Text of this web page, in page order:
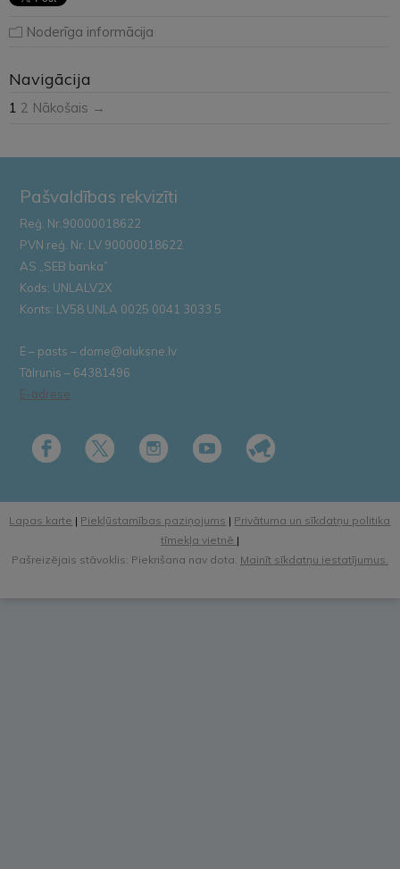
Noderīga informācija
Navigācija
1 2 Nākošais →
Pašvaldības rekvizīti
Reģ. Nr.90000018622
PVN reģ. Nr. LV 90000018622
AS „SEB banka”
Kods: UNLALV2X
Konts: LV58 UNLA 0025 0041 3033 5
E – pasts – dome@aluksne.lv
Tālrunis – 64381496
E-adrese
Lapas karte | Piekļūstamības paziņojums | Privātuma un sīkdatņu politika
tīmekļa vietnē |
Pašreizējais stāvoklis: Piekrišana nav dota. Mainīt sīkdatņu iestatījumus.